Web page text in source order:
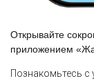
Открывайте
приложением
Познакомьтесь с